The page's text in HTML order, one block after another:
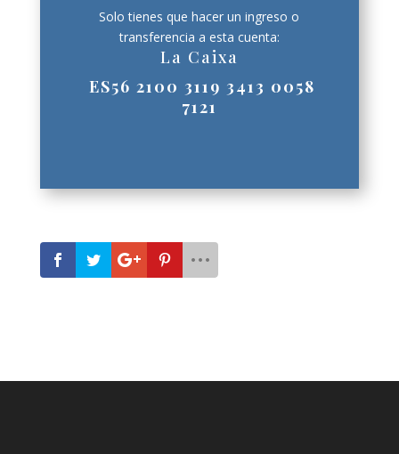
Solo tienes que hacer un ingreso o
transferencia a esta cuenta:
La Caixa
ES56 2100 3119 3413 0058
7121